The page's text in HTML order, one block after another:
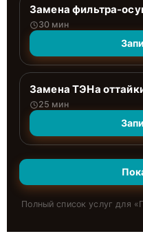
Замена фильтра-
30 мин
Замена ТЭНа
25 мин
Полный список услуг для «